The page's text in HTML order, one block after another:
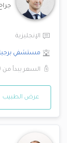
الإنجليزية
مستشفي
السعر يبدأ من
عرض الطبيب